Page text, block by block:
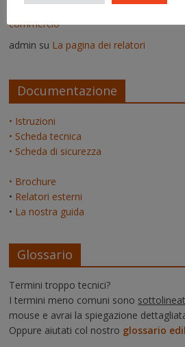
commercio
admin su La pagina dei relatori
Documentazione
• Istruzioni
• Scheda tecnica
• Scheda di sicurezza
• Brochure
• Relatori esterni
• La nostra guida
Glossario
Termini troppo tecnici?
I termini meno comuni sono
mouse e avrai la spiegazione
Oppure aiutati col nostro glossario